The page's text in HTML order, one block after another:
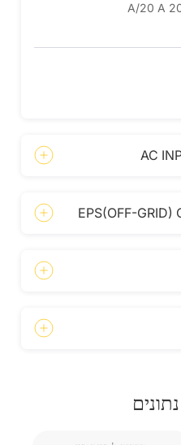
20 A/
AC
EPS(OFF-GRID)